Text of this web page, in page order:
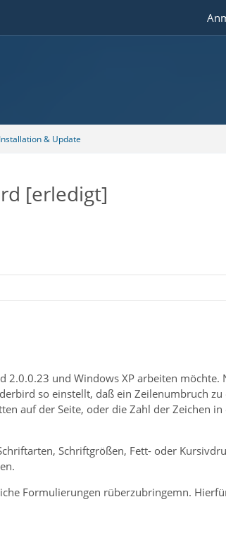
& Update
[erledigt]
und Windows XP arbeiten möchte.
so einstellt, daß ein Zeilenumbruch
auf der Seite, oder die Zahl der Zeichen in
Schriftgrößen, Fett- oder
Formulierungen rüberzubringemn.